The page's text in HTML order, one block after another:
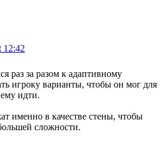
12:42
раз за разом к адаптивному
игроку варианты, чтобы он мог для
идти.
именно в качестве стены, чтобы
сложности.